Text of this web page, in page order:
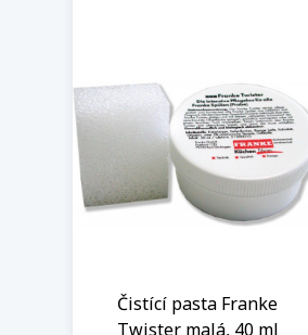
Čistící pasta Franke
Twister malá, 40 ml